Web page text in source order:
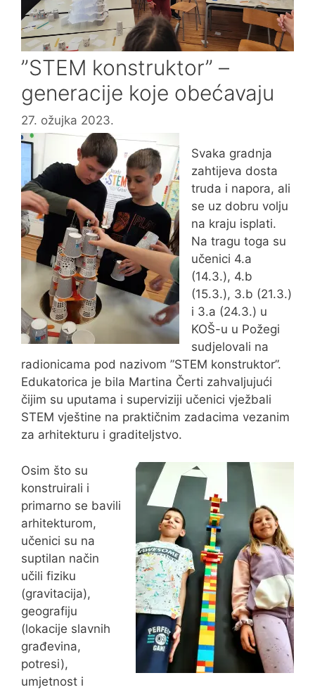
”STEM konstruktor” –
generacije koje obećavaju
27. ožujka 2023.
Svaka gradnja
zahtijeva dosta
truda i napora, ali
se uz dobru volju
na kraju isplati.
Na tragu toga su
učenici 4.a
(14.3.), 4.b
(15.3.), 3.b (21.3.)
i 3.a (24.3.) u
KOŠ-u u Požegi
sudjelovali na
radionicama pod nazivom ”STEM konstruktor”.
Edukatorica je bila Martina Čerti zahvaljujući
čijim su uputama i superviziji učenici vježbali
STEM vještine na praktičnim zadacima vezanim
za arhitekturu i graditeljstvo.
Osim što su
konstruirali i
primarno se bavili
arhitekturom,
učenici su na
suptilan način
učili fiziku
(gravitacija),
geografiju
(lokacije slavnih
građevina,
potresi),
umjetnost i